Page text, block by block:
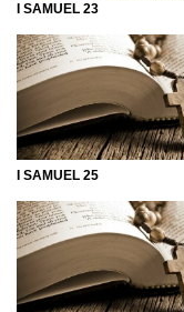
I SAMUEL 23
I SAMUEL 25